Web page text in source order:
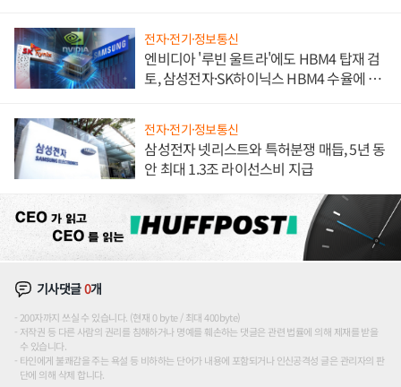
전자·전기·정보통신
엔비디아 '루빈 울트라'에도 HBM4 탑재 검
토, 삼성전자·SK하이닉스 HBM4 수율에 주
전자·전기·정보통신
삼성전자 넷리스트와 특허분쟁 매듭, 5년 동
안 최대 1.3조 라이선스비 지급
기사댓글0개
200자까지 쓰실 수 있습니다. (현재 0 byte / 최대 400byte)
저작권 등 다른 사람의 권리를 침해하거나 명예를 훼손하는 댓글은 관련 법률에 의해 제재를 받을
수 있습니다.
타인에게 불쾌감을 주는 욕설 등 비하하는 단어가 내용에 포함되거나 인신공격성 글은 관리자의 판
단에 의해 삭제 합니다.